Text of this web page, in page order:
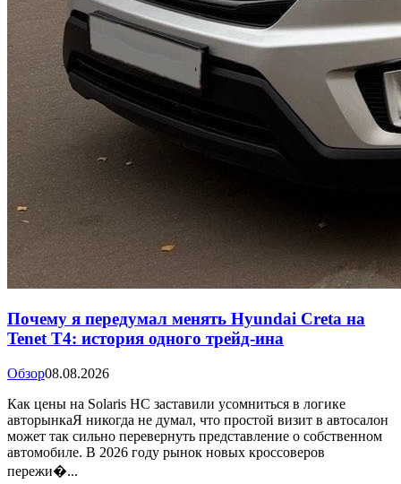
Почему я передумал менять Hyundai Creta на
Tenet T4: история одного трейд-ина
Обзор08.08.2026
Как цены на Solaris HC заставили усомниться в логике
авторынкаЯ никогда не думал, что простой визит в автосалон
может так сильно перевернуть представление о собственном
автомобиле. В 2026 году рынок новых кроссоверов
пережи�...